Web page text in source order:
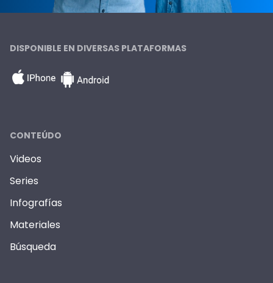
DISPONIBLE EN DIVERSAS PLATAFORMAS
CONTEÚDO
Videos
Series
Infografías
Materiales
Búsqueda